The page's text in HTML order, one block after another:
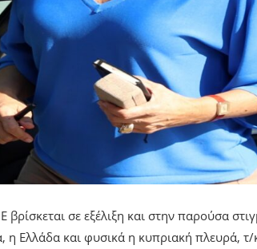
σε εξέλιξη και στην παρούσα
Ελλάδα και φυσικά η κυπριακή πλευρά,